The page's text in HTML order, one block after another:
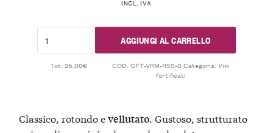
INCL. IVA
AGGIUNGI AL CARRELLO
Tot: 26.00€ COD: CFT-VRM-RSS-0Categoria: Vini
fortificati
Classico, rotondo evellutato. Gustoso, strutturato